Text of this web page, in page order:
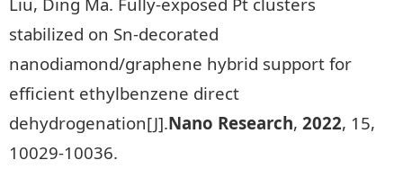
stabilized on Sn-decorated
nanodiamond/graphene hybrid support for
efficient ethylbenzene direct
dehydrogenation[J].Nano Research, 2022, 15,
10029-10036.